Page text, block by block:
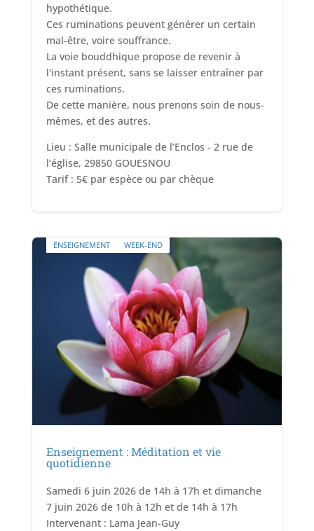
hypothétique.
Ces ruminations peuvent générer un certain
mal-être, voire souffrance.
La voie bouddhique propose de revenir à
l'instant présent, sans se laisser entraîner par
ces ruminations.
De cette manière, nous prenons soin de nous-
mêmes, et des autres.
Lieu : Salle municipale de l’Enclos - 2 rue de
l’église, 29850 GOUESNOU
Tarif : 5€ par espèce ou par chèque
ENSEIGNEMENT WEEK-END
Enseignement : Méditation et vie
quotidienne
Samedi 6 juin 2026 de 14h à 17h et dimanche
7 juin 2026 de 10h à 12h et de 14h à 17h
Intervenant : Lama Jean-Guy